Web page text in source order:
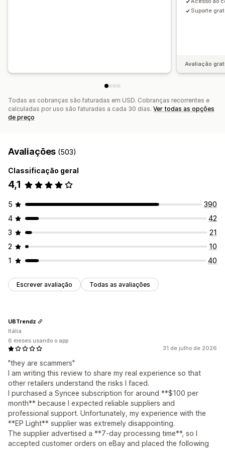
Suporte
Avaliação
Todas as cobranças são faturadas em USD. Cobranças recorrentes e
calculadas por uso são faturadas a cada 30 dias. Ver todas as opções
de preço
Avaliações (503)
Classificação geral
4,1
5
390
4
42
3
21
2
10
1
40
Escrever avaliação Todas as avaliações
31 de julho de 2026
"they are scammers"
I am writing this review to share my real experience so that
other retailers understand the risks I faced.
I purchased a Syncee subscription for around **$100 per
month** because I expected reliable suppliers and
professional support. Unfortunately, my experience with the
**EP Light** supplier was extremely disappointing.
The supplier advertised a **7-day processing time**, so I
accepted customer orders on eBay and placed the following
UBTrendz
Itália
6 meses usando o app